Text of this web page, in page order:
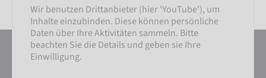
Wir benutzen Drittanbieter (hier 'YouTube'), um
Inhalte einzubinden. Diese können persönliche
Daten über Ihre Aktivitäten sammeln. Bitte
beachten Sie die Details und geben sie Ihre
Einwilligung.